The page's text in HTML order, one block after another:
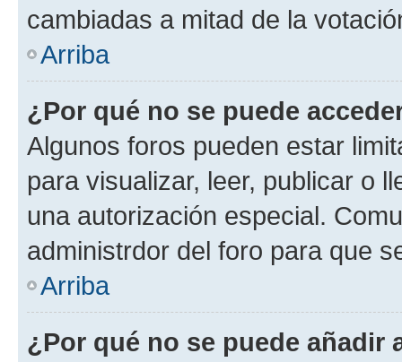
cambiadas a mitad de la
Arriba
¿Por qué no se puede
Algunos foros pueden estar
para visualizar, leer, publicar o
una autorización especial.
administrdor del foro para que
Arriba
¿Por qué no se puede añadir